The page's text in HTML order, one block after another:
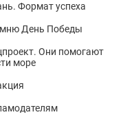
Формат успеха
День Победы
Они помогают
море